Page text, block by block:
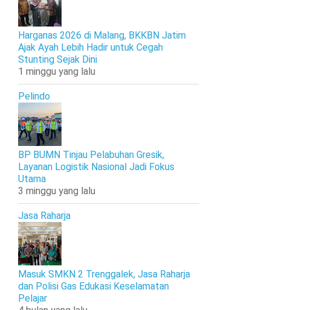
Harganas 2026 di Malang, BKKBN Jatim
Ajak Ayah Lebih Hadir untuk Cegah
Stunting Sejak Dini
1 minggu yang lalu
Pelindo
BP BUMN Tinjau Pelabuhan Gresik,
Layanan Logistik Nasional Jadi Fokus
Utama
3 minggu yang lalu
Jasa Raharja
Masuk SMKN 2 Trenggalek, Jasa Raharja
dan Polisi Gas Edukasi Keselamatan
Pelajar